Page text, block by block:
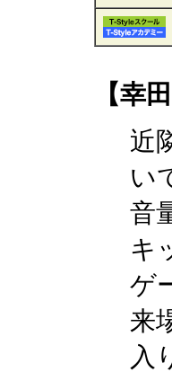
【幸
近
い
音
キ
ゲ
来
入